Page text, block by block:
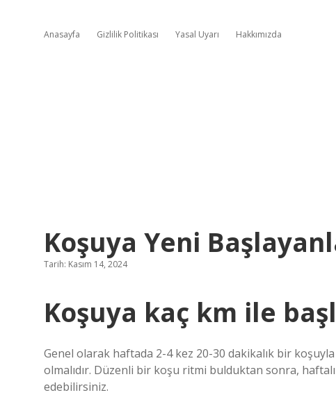
Anasayfa Gizlilik Politikası Yasal Uyarı Hakkımızda
Koşuya Yeni
Tarih: Kasım 14, 2024
Koşuya kaç km ile
Genel olarak haftada 2-4 kez 20-30 dakikalık bir koşuyla
olmalıdır. Düzenli bir koşu ritmi bulduktan sonra,
edebilirsiniz.